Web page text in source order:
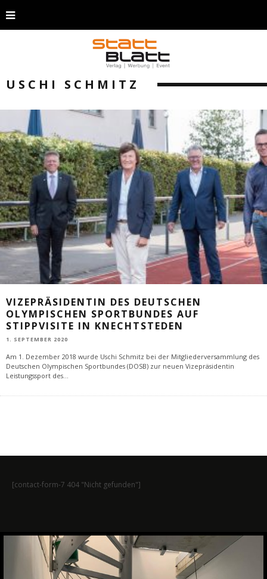
USCHI SCHMITZ
VIZEPRÄSIDENTIN DES DEUTSCHEN
OLYMPISCHEN SPORTBUNDES AUF
STIPPVISITE IN KNECHTSTEDEN
1. SEPTEMBER 2020
Am 1. Dezember 2018 wurde Uschi Schmitz bei der Mitgliederversammlung des
Deutschen Olympischen Sportbundes (DOSB) zur neuen Vizepräsidentin
Leistungssport des...
[contact-form-7 404 "Nicht gefunden"]